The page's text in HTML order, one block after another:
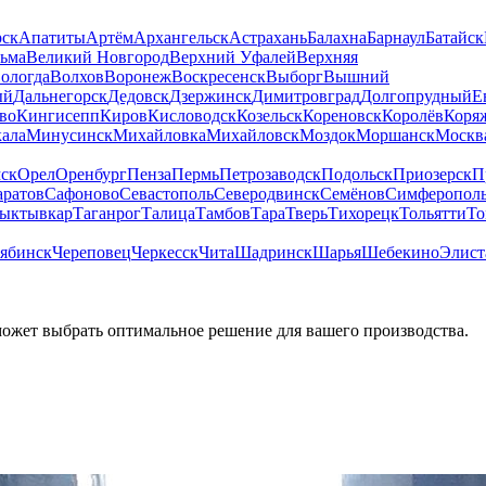
АпатитыАртёмАрхангельскАстраханьБалахнаБарнаулБатайск
Великий НовгородВерхний УфалейВерхняя
ВолховВоронежВоскресенскВыборгВышний
ДальнегорскДедовскДзержинскДимитровградДолгопрудный
КингисеппКировКисловодскКозельскКореновскКоролёв
МинусинскМихайловкаМихайловскМоздокМоршанск
ОрелОренбургПензаПермьПетрозаводскПодольскПриозерск
СафоновоСевастопольСеверодвинскСемёнов
ТаганрогТалицаТамбовТараТверьТихорецкТольятти
ЧереповецЧеркесскЧитаШадринскШарьяШебекино
выбрать оптимальное решение для вашего производства.